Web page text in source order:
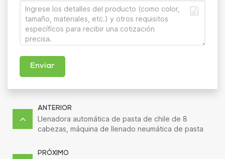
Enviar
ANTERIOR
Llenadora automática de pasta de chile de 8
cabezas, máquina de llenado neumática de pasta
PRÓXIMO